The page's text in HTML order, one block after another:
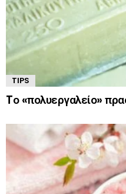
TIPS
Tο «πολυεργαλείο»